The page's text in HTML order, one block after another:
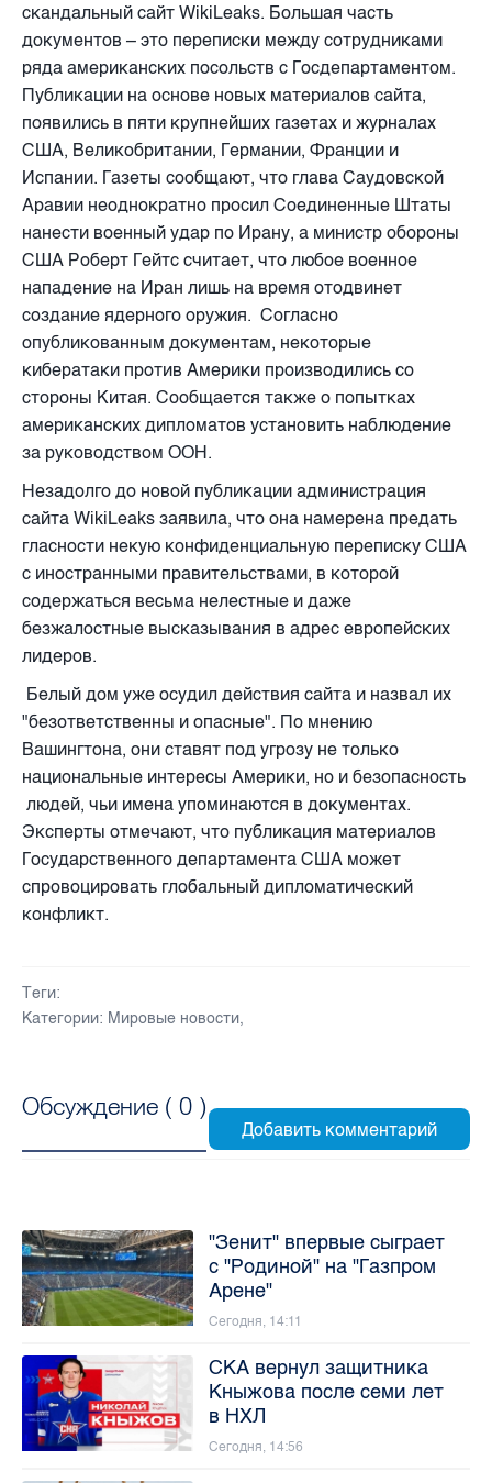
скандальный сайт WikiLeaks. Большая часть
документов – это переписки между сотрудниками
ряда американских посольств с Госдепартаментом.
Публикации на основе новых материалов сайта,
появились в пяти крупнейших газетах и журналах
США, Великобритании, Германии, Франции и
Испании. Газеты сообщают, что глава Саудовской
Аравии неоднократно просил Соединенные Штаты
нанести военный удар по Ирану, а министр обороны
США Роберт Гейтс считает, что любое военное
нападение на Иран лишь на время отодвинет
создание ядерного оружия. Согласно
опубликованным документам, некоторые
кибератаки против Америки производились со
стороны Китая. Сообщается также о попытках
американских дипломатов установить наблюдение
за руководством ООН.
Незадолго до новой публикации администрация
сайта WikiLeaks заявила, что она намерена предать
гласности некую конфиденциальную переписку США
с иностранными правительствами, в которой
содержаться весьма нелестные и даже
безжалостные высказывания в адрес европейских
лидеров.
Белый дом уже осудил действия сайта и назвал их
"безответственны и опасные". По мнению
Вашингтона, они ставят под угрозу не только
национальные интересы Америки, но и безопасность
людей, чьи имена упоминаются в документах.
Эксперты отмечают, что публикация материалов
Государственного департамента США может
спровоцировать глобальный дипломатический
конфликт.
Теги:
Категории: Мировые новости,
Обсуждение ( 0 )
"Зенит" впервые сыграет
с "Родиной" на "Газпром
Арене"
Сегодня, 14:11
СКА вернул защитника
Кныжова после семи лет
в НХЛ
Сегодня, 14:56